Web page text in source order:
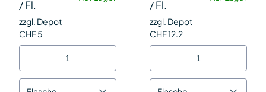
/Fl.
zzgl. Depot
CHF 5
/Fl.
zzgl. Depot
CHF 12.2